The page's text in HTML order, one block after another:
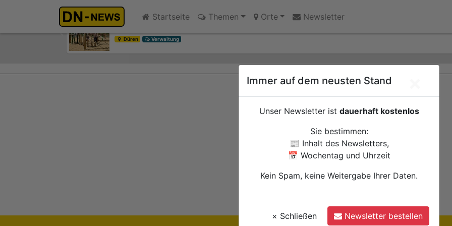
Startseite Themen Orte Newsletter
Kinder- und Jugendsprecherinnen des Jugendheims engagieren sich für Echtz
Düren
Verwaltung
Previous
Ihre Anzeige hier?
Immer auf dem neusten Stand
Unser Newsletter ist dauerhaft kostenlos
Sie bestimmen:
📰 Inhalt des Newsletters,
📅 Wochentag und Uhrzeit
Kein Spam, keine Weitergabe Ihrer Daten.
× Schließen Newsletter bestellen